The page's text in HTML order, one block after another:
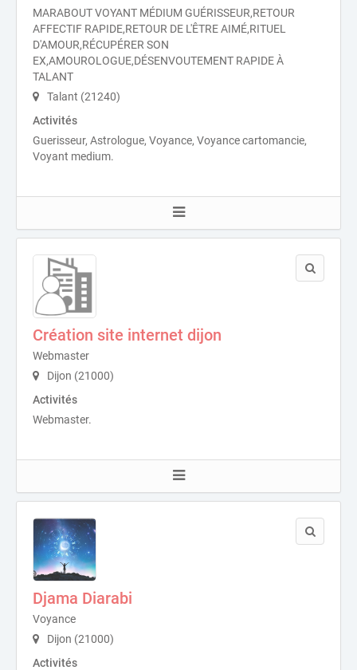
MARABOUT VOYANT MÉDIUM GUÉRISSEUR,RETOUR
AFFECTIF RAPIDE,RETOUR DE L'ÊTRE AIMÉ,RITUEL
D'AMOUR,RÉCUPÉRER SON
EX,AMOUROLOGUE,DÉSENVOUTEMENT RAPIDE À
TALANT
Talant (21240)
Activités
Guerisseur, Astrologue, Voyance, Voyance cartomancie,
Voyant medium.
Création site internet dijon
Webmaster
Dijon (21000)
Activités
Webmaster.
Djama Diarabi
Voyance
Dijon (21000)
Activités